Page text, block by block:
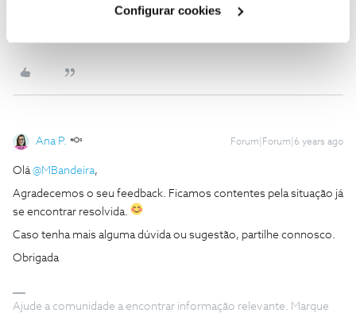
Configurar cookies
Obrigado e Cumprimentos,
Ana P. Forum|Forum|6 years ago
Olá@MBandeira,
Agradecemos o seu feedback. Ficamos contentes pela situação já
se encontrar resolvida.
Caso tenha mais alguma dúvida ou sugestão, partilhe connosco.
Obrigada
Ajude a comunidade a encontrar informação relevante. Marque